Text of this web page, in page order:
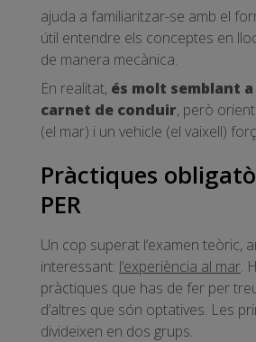
ajuda a familiaritzar-se amb el
útil entendre els conceptes en
de manera mecànica.
En realitat, és molt semblant
carnet de conduir, però
(el mar) i un vehicle (el vaixell)
Pràctiques
PER
Un cop superat l’examen teòric,
interessant: l’experiència al mar.
pràctiques que has de fer per
d’altres que són optatives. Les
divideixen en dos grups.